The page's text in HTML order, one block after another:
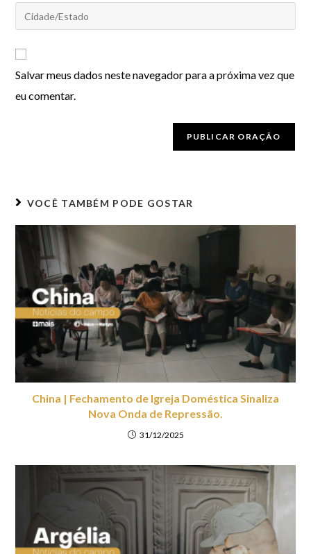
Salvar meus dados neste navegador para a próxima vez que
eu comentar.
VOCÊ TAMBÉM PODE GOSTAR
China | Fechamento de Igreja Doméstica Sinaliza
Nova Onda de Repressão.
31/12/2025